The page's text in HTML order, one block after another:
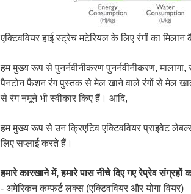
एक्टिववियर हाई स्ट्रेच मटेरियल के लिए रंगों का
हम मुख्य रूप से पुनर्नवीनीकरण पुनर्नवीनीकरण,
पैनटोन फैशन रंग पुस्तक से मेल खाने वाले रंगों से मेल
से रंग नमूने भी स्वीकार किए हैं। आदि,
हम मुख्य रूप से उन क्रिएटिव एक्टिववियर प्राइवेट
लिए सप्लाई करते हैं।
हमारे कारखाने में, हमारे पास नीचे दिए गए रेप्रेव संग्रहों
- अमेरिकन कम्फर्ट लक्स (एक्टिववियर और योगा वियर)